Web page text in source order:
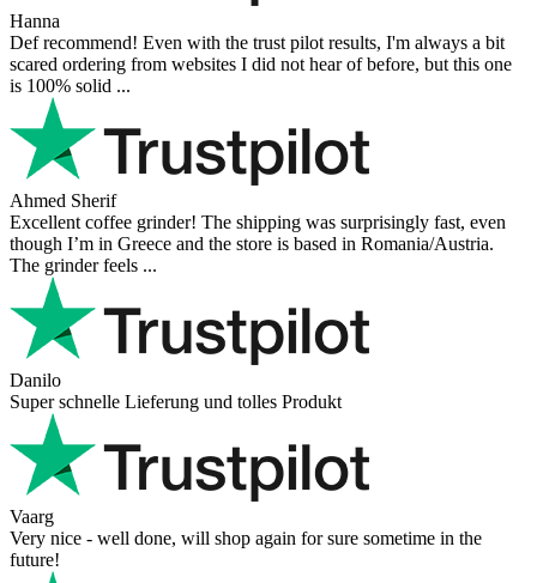
Hanna
Def recommend! Even with the trust pilot results, I'm always a bit
scared ordering from websites I did not hear of before, but this one
is 100% solid ...
Ahmed Sherif
Excellent coffee grinder! The shipping was surprisingly fast, even
though I’m in Greece and the store is based in Romania/Austria.
The grinder feels ...
Danilo
Super schnelle Lieferung und tolles Produkt
Vaarg
Very nice - well done, will shop again for sure sometime in the
future!